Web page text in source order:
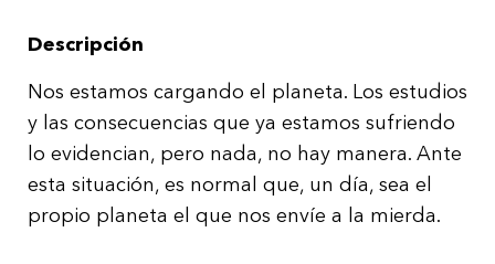
Descripción
Nos estamos cargando el planeta. Los estudios
y las consecuencias que ya estamos sufriendo
lo evidencian, pero nada, no hay manera. Ante
esta situación, es normal que, un día, sea el
propio planeta el que nos envíe a la mierda.